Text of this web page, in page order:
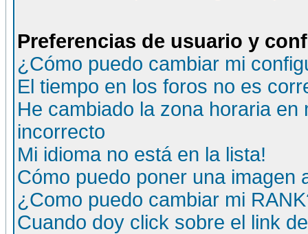
Preferencias de usuario y
¿Cómo puedo cambiar mi
El tiempo en los foros no es
He cambiado la zona horaria
incorrecto
Mi idioma no está en la lista!
Cómo puedo poner una imagen
¿Como puedo cambiar mi
Cuando doy click sobre el link